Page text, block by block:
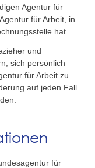
Agentur für
für Arbeit, in
hat.
und
sich persönlich
für Arbeit zu
auf jeden Fall
für